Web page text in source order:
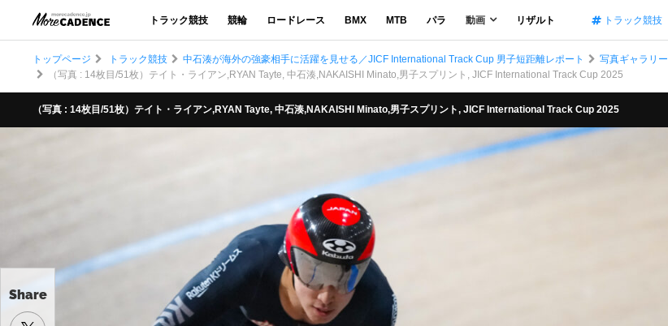
トラック競技 競輪 ロードレース BMX MTB パラ 動画 リザルト トラック競技
Share
トップページ トラック競技 中石湊が海外の強豪相手に活躍を見せる／JICF International Track Cup 男子短距離レポート
写真ギャラリー
（写真 : 14枚目/51枚）テイト・ライアン,RYAN Tayte, 中石湊,NAKAISHI Minato,男子スプリント, JICF International Track Cup 2025
（写真 : 14枚目/51枚）テイト・ライアン,RYAN Tayte, 中石湊,NAKAISHI Minato,男子スプリント, JICF International Track Cup 2025